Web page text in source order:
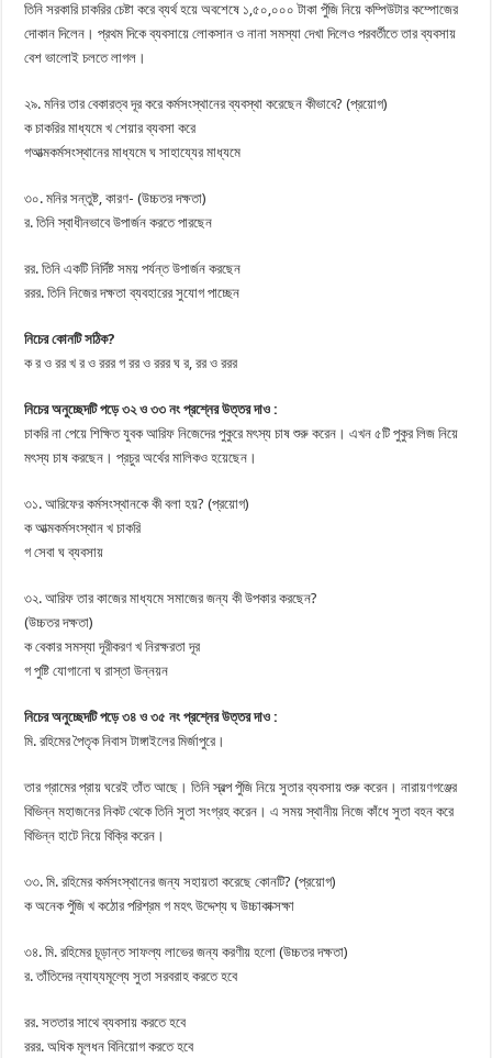
তিনি সরকারি চাকরির চেষ্টা করে ব্যর্থ হয়ে অবশেষে ১,৫০,০০০ টাকা পুঁজি নিয়ে কম্পিউটার কম্পোজের
দোকান দিলেন। প্রথম দিকে ব্যবসায়ে লোকসান ও নানা সমস্যা দেখা দিলেও পরবর্তীতে তার ব্যবসায়
বেশ ভালোই চলতে লাগল।
২৯. মনির তার বেকারত্ব দূর করে কর্মসংস্থানের ব্যবস্থা করেছেন কীভাবে? (প্রয়োগ)
ক চাকরির মাধ্যমে খ শেয়ার ব্যবসা করে
গআত্মকর্মসংস্থানের মাধ্যমে ঘ সাহায্যের মাধ্যমে
৩০. মনির সন্তুষ্ট, কারণ- (উচ্চতর দক্ষতা)
র. তিনি স্বাধীনভাবে উপার্জন করতে পারছেন
রর. তিনি একটি নির্দিষ্ট সময় পর্যন্ত উপার্জন করছেন
ররর. তিনি নিজের দক্ষতা ব্যবহারের সুযোগ পাচ্ছেন
নিচের কোনটি সঠিক?
ক র ও রর খ র ও ররর গ রর ও ররর ঘ র, রর ও ররর
নিচের অনুচ্ছেদটি পড়ে ৩২ ও ৩৩ নং প্রশ্নের উত্তর দাও :
চাকরি না পেয়ে শিক্ষিত যুবক আরিফ নিজেদের পুকুরে মৎস্য চাষ শুরু করেন। এখন ৫টি পুকুর লিজ নিয়ে
মৎস্য চাষ করছেন। প্রচুর অর্থের মালিকও হয়েছেন।
৩১. আরিফের কর্মসংস্থানকে কী বলা হয়? (প্রয়োগ)
ক আত্মকর্মসংস্থান খ চাকরি
গ সেবা ঘ ব্যবসায়
৩২. আরিফ তার কাজের মাধ্যমে সমাজের জন্য কী উপকার করছেন?
(উচ্চতর দক্ষতা)
ক বেকার সমস্যা দূরীকরণ খ নিরক্ষরতা দূর
গ পুষ্টি যোগানো ঘ রাস্তা উন্নয়ন
নিচের অনুচ্ছেদটি পড়ে ৩৪ ও ৩৫ নং প্রশ্নের উত্তর দাও :
মি. রহিমের পৈতৃক নিবাস টাঙ্গাইলের মির্জাপুরে।
তার গ্রামের প্রায় ঘরেই তাঁত আছে। তিনি স্বল্প পুঁজি নিয়ে সুতার ব্যবসায় শুরু করেন। নারায়ণগঞ্জের
বিভিন্ন মহাজনের নিকট থেকে তিনি সুতা সংগ্রহ করেন। এ সময় স্থানীয় নিজে কাঁধে সুতা বহন করে
বিভিন্ন হাটে নিয়ে বিক্রি করেন।
৩৩. মি. রহিমের কর্মসংস্থানের জন্য সহায়তা করেছে কোনটি? (প্রয়োগ)
ক অনেক পুঁজি খ কঠোর পরিশ্রম গ মহৎ উদ্দেশ্য ঘ উচ্চাকাক্সক্ষা
৩৪. মি. রহিমের চূড়ান্ত সাফল্য লাভের জন্য করণীয় হলো (উচ্চতর দক্ষতা)
র. তাঁতিদের ন্যায্যমূল্যে সুতা সরবরাহ করতে হবে
রর. সততার সাথে ব্যবসায় করতে হবে
ররর. অধিক মূলধন বিনিয়োগ করতে হবে